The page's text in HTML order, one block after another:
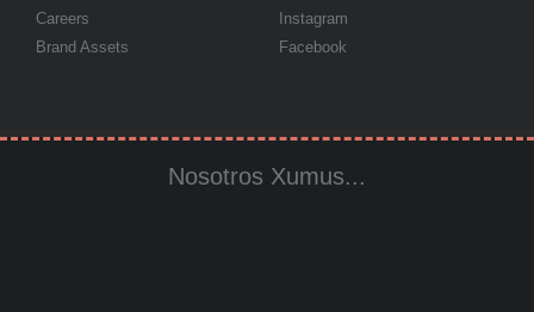
Careers
Brand Assets
Instagram
Facebook
Nosotros Xumus...